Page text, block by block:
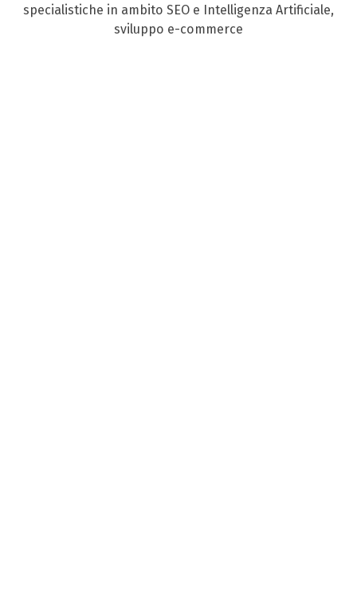
specialistiche in ambito SEO e Intelligenza Artificiale,
sviluppo e-commerce